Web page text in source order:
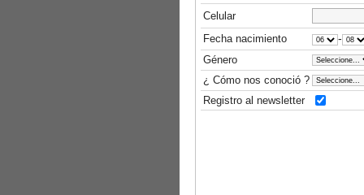
Celular
Fecha nacimiento
-
Género
¿ Cómo nos conoció ?
Registro al newsletter